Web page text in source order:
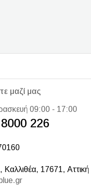
μαζί μας
09:00 - 17:00
226
17671, Αττική